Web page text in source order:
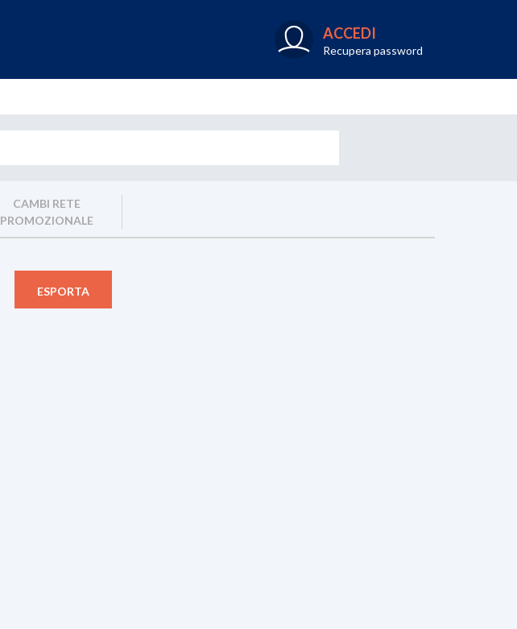
ACCEDI
Recupera password
CAMBI RETE
PROMOZIONALE
ESPORTA